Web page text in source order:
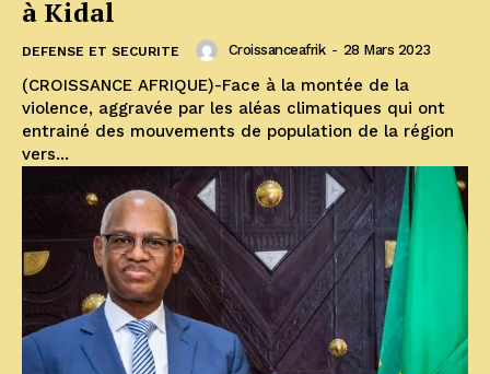
à Kidal
DEFENSE ET SECURITE Croissanceafrik - 28 Mars 2023
(CROISSANCE AFRIQUE)-Face à la montée de la
violence, aggravée par les aléas climatiques qui ont
entrainé des mouvements de population de la région
vers...